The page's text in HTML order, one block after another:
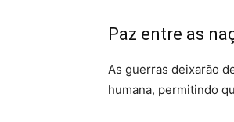
Paz entre as
As guerras deixarão
humana, permitindo